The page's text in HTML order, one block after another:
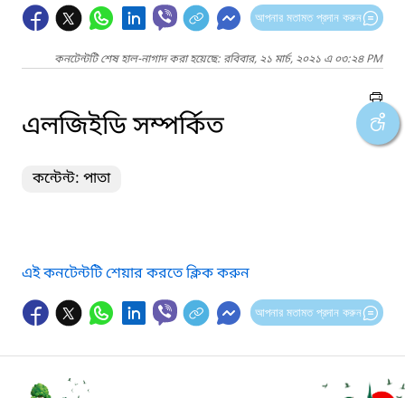
আপনার মতামত প্রদান করুন
কনটেন্টটি শেষ হাল-নাগাদ করা হয়েছে: রবিবার, ২১ মার্চ, ২০২১ এ ০৩:২৪ PM
এলজিইডি সম্পর্কিত
কন্টেন্ট: পাতা
এই কনটেন্টটি শেয়ার করতে ক্লিক করুন
আপনার মতামত প্রদান করুন